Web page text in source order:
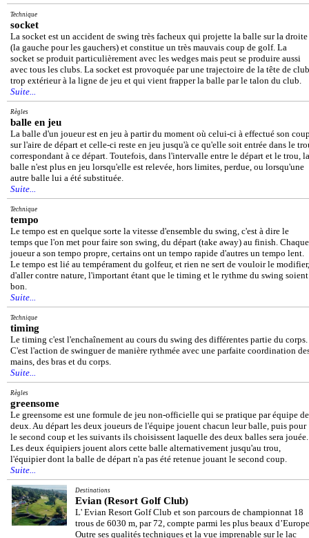
Technique
socket
La socket est un accident de swing très facheux qui projette la balle sur la droite
(la gauche pour les gauchers) et constitue un très mauvais coup de golf. La
socket se produit particulièrement avec les wedges mais peut se produire aussi
avec tous les clubs. La socket est provoquée par une trajectoire de la tête de club
trop extérieur à la ligne de jeu et qui vient frapper la balle par le talon du club.
Suite...
Règles
balle en jeu
La balle d'un joueur est en jeu à partir du moment où celui-ci à effectué son
sur l'aire de départ et celle-ci reste en jeu jusqu'à ce qu'elle soit entrée dans le
correspondant à ce départ. Toutefois, dans l'intervalle entre le départ et le trou, la
balle n'est plus en jeu lorsqu'elle est relevée, hors limites, perdue, ou lorsqu'une
autre balle lui a été substituée.
Suite...
Technique
tempo
Le tempo est en quelque sorte la vitesse d'ensemble du swing, c'est à dire le
temps que l'on met pour faire son swing, du départ (take away) au finish. Chaque
joueur a son tempo propre, certains ont un tempo rapide d'autres un tempo lent.
Le tempo est lié au tempérament du golfeur, et rien ne sert de vouloir le modifier,
d'aller contre nature, l'important étant que le timing et le rythme du swing soient
bon.
Suite...
Technique
timing
Le timing c'est l'enchaînement au cours du swing des différentes partie du corps.
C'est l'action de swinguer de manière rythmée avec une parfaite coordination
mains, des bras et du corps.
Suite...
Règles
greensome
Le greensome est une formule de jeu non-officielle qui se pratique par équipe de
deux. Au départ les deux joueurs de l'équipe jouent chacun leur balle, puis pour
le second coup et les suivants ils choisissent laquelle des deux balles sera jouée.
Les deux équipiers jouent alors cette balle alternativement jusqu'au trou,
l'équipier dont la balle de départ n'a pas été retenue jouant le second coup.
Suite...
Destinations
Evian (Resort Golf Club)
L' Evian Resort Golf Club et son parcours de championnat 18
trous de 6030 m, par 72, compte parmi les plus beaux
Outre ses qualités techniques et la vue imprenable sur le lac